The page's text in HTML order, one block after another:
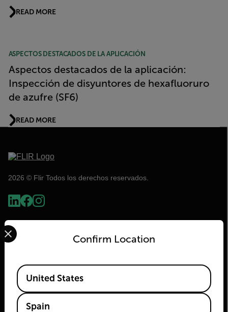
READ MORE
ASPECTOS DESTACADOS DE LA APLICACIÓN
Aspectos destacados de la aplicación:
Inspección de disyuntores de hexafluoruro
de azufre (SF6)
READ MORE
2026 © Flir Todos los derechos reservados.
Flir
Confirm Location
Select your preferred country and language from the
Available Locations
United States
Spain